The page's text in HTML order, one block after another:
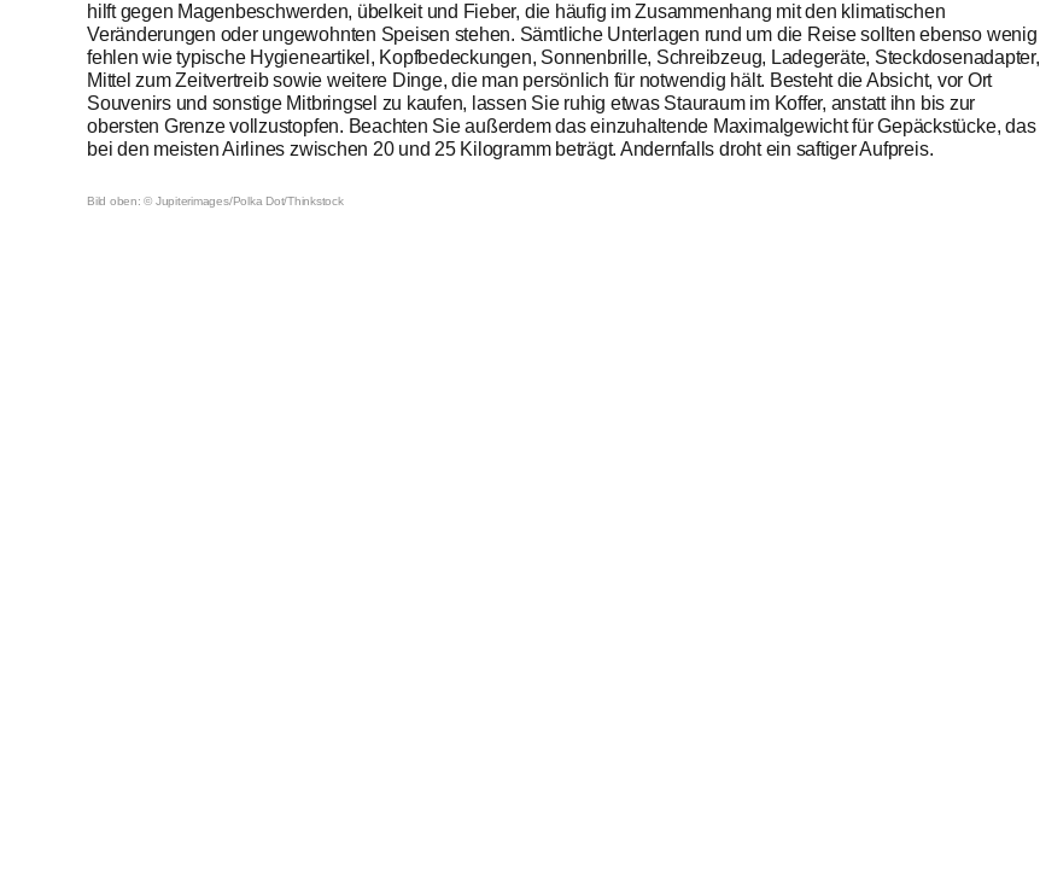
hilft gegen Magenbeschwerden, übelkeit und Fieber, die häufig im Zusammenhang mit den klimatischen
Veränderungen oder ungewohnten Speisen stehen. Sämtliche Unterlagen rund um die Reise sollten ebenso wenig
fehlen wie typische Hygieneartikel, Kopfbedeckungen, Sonnenbrille, Schreibzeug, Ladegeräte, Steckdosenadapter,
Mittel zum Zeitvertreib sowie weitere Dinge, die man persönlich für notwendig hält. Besteht die Absicht, vor Ort
Souvenirs und sonstige Mitbringsel zu kaufen, lassen Sie ruhig etwas Stauraum im Koffer, anstatt ihn bis zur
obersten Grenze vollzustopfen. Beachten Sie außerdem das einzuhaltende Maximalgewicht für Gepäckstücke, das
bei den meisten Airlines zwischen 20 und 25 Kilogramm beträgt. Andernfalls droht ein saftiger Aufpreis.
Bild oben: © Jupiterimages/Polka Dot/Thinkstock